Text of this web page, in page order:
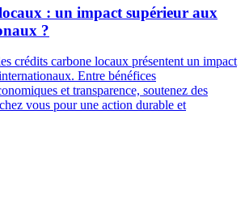
: un impact supérieur aux
?
crédits carbone locaux présentent un impact
Entre bénéfices
et transparence, soutenez des
vous pour une action durable et